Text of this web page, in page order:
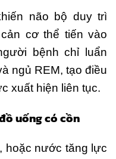
não bộ duy trì
cơ thể tiến vào
bệnh chỉ luẩn
ngủ REM, tạo điều
xuất hiện liên tục.
uống có cồn
hoặc nước tăng lực